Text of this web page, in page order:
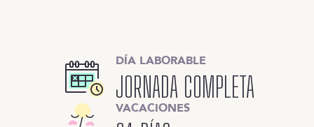
DÍA LABORABLE
JORNADA COMPLETA
VACACIONES